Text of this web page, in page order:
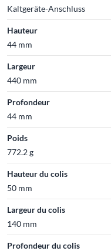
Kaltgeräte-Anschluss
Hauteur
44 mm
Largeur
440 mm
Profondeur
44 mm
Poids
772.2 g
Hauteur du colis
50 mm
Largeur du colis
140 mm
Profondeur du colis